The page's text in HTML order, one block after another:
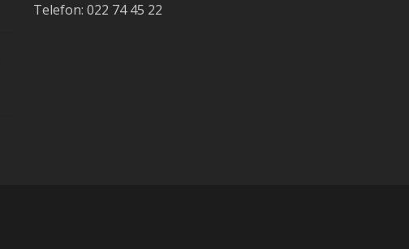
Telefon: 022​ 74 45 22